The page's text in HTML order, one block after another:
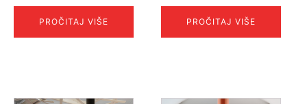
cijena
cijena
je:
PROČITAJ VIŠE PROČITAJ VIŠE